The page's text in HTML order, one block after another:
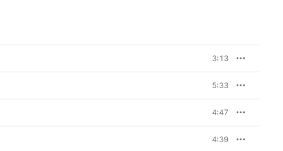
3:13
5:33
4:47
4:39